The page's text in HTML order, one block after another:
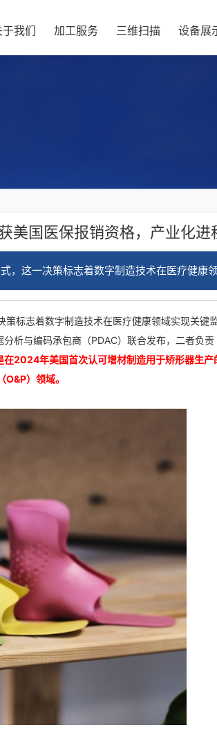
于我们 加工服务 三维扫描 设备展
美国医保报销资格，产业化进
这一决策标志着数字制造技术在医疗健康
策标志着数字制造技术在医疗健康领域实现关键
析与编码承包商（PDAC）联合发布，二者负
在2024年美国首次认可增材制造用于矫形器生产
）领域。